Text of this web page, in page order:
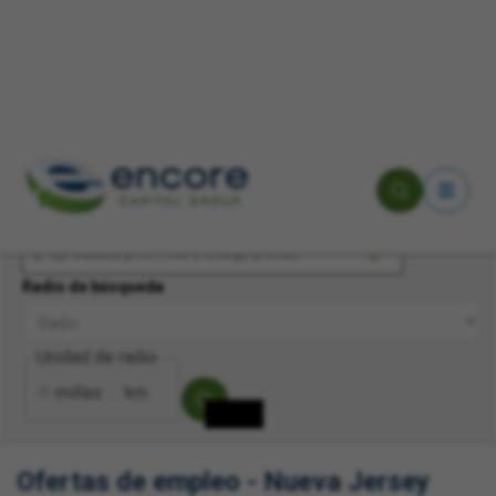
Ubicación
Radio de búsqueda
Unidad de radio
millas
Ofertas de empleo - Nueva Jersey